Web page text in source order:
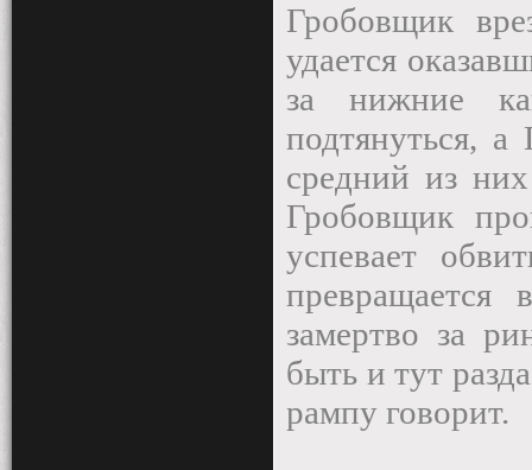
Гробовщик
удается
за нижние
подтянуться,
средний из
Гробовщик
успевает
замертво за
быть и тут
рампу говорит.